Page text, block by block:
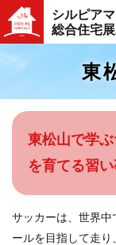
シルピア
総合住宅
東
東松山で学
を育てる習
サッカーは、世界
ールを目指して走